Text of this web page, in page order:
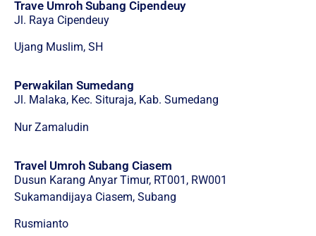
Trave Umroh Subang Cipendeuy
Jl. Raya Cipendeuy
Ujang Muslim, SH
Perwakilan Sumedang
Jl. Malaka, Kec. Situraja, Kab. Sumedang
Nur Zamaludin
Travel Umroh Subang Ciasem
Dusun Karang Anyar Timur, RT001, RW001
Sukamandijaya Ciasem, Subang
Rusmianto